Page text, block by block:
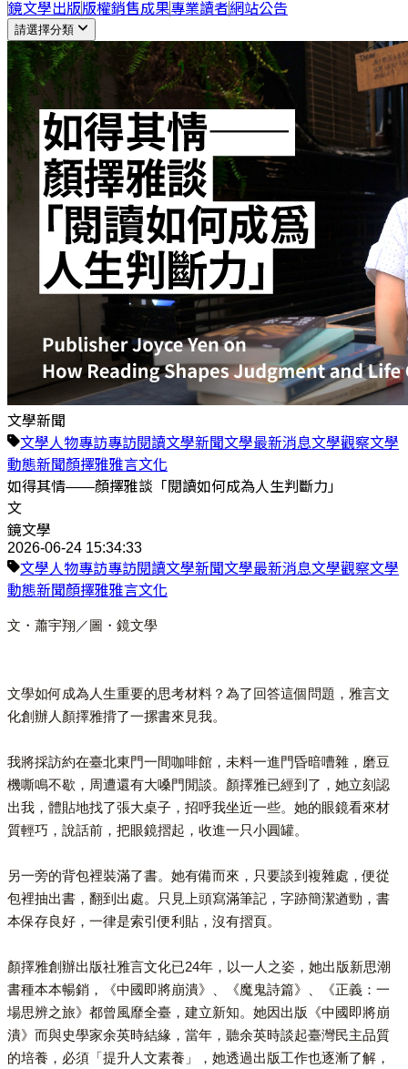
鏡文學出版版權銷售成果專業讀者網站公告
請選擇分類
文學新聞
文學 人物專訪專訪閱讀文學新聞文學最新消息文學觀察文學
動態新聞顏擇雅雅言文化
如得其情——顏擇雅談「閱讀如何成為人生判斷力」
文
鏡文學
2026-06-24 15:34:33
文學 人物專訪專訪閱讀文學新聞文學最新消息文學觀察文學
動態新聞顏擇雅雅言文化
文・蕭宇翔／圖・鏡文學
文學如何成為人生重要的思考材料？為了回答這個問題，雅言文
化創辦人顏擇雅揹了一摞書來見我。
我將採訪約在臺北東門一間咖啡館，未料一進門昏暗嘈雜，磨豆
機嘶鳴不歇，周遭還有大嗓門閒談。顏擇雅已經到了，她立刻認
出我，體貼地找了張大桌子，招呼我坐近一些。她的眼鏡看來材
質輕巧，說話前，把眼鏡摺起，收進一只小圓罐。
另一旁的背包裡裝滿了書。她有備而來，只要談到複雜處，便從
包裡抽出書，翻到出處。只見上頭寫滿筆記，字跡簡潔遒勁，書
本保存良好，一律是索引便利貼，沒有摺頁。
顏擇雅創辦出版社雅言文化已24年，以一人之姿，她出版新思潮
書種本本暢銷，《中國即將崩潰》、《魔鬼詩篇》、《正義：一
場思辨之旅》都曾風靡全臺，建立新知。她因出版《中國即將崩
潰》而與史學家余英時結緣，當年，聽余英時談起臺灣民主品質
的培養，必須「提升人文素養」，她透過出版工作也逐漸了解，